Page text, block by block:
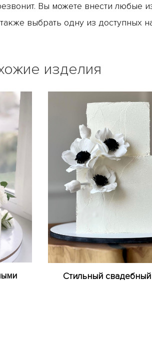
Вы можете внести любые
выбрать одну из доступных
изделия
Стильный свадебный